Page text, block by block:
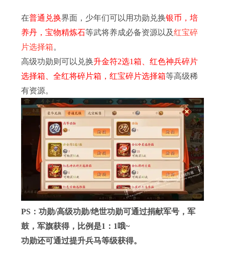
在普通兑换界面，少年们可以用功勋兑换银币，培
养丹，宝物精炼石等武将养成必备资源以及红宝碎
片选择箱。
高级功勋则可以兑换升金符2选1箱、红色神兵碎片
选择箱、全红将碎片箱，红宝碎片选择箱等高级稀
有资源。
PS：功勋/高级功勋/绝世功勋可通过捐献军号，军
鼓，军旗获得，比例是1：1哦~
功勋还可通过提升兵马等级获得。